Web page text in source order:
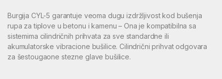
Burgija CYL-5 garantuje veoma dugu izdržljivost kod bušenja
rupa za tiplove u betonu i kamenu – Ona je kompatibilna sa
sistemima cilindričnih prihvata za sve standardne ili
akumulatorske vibracione bušilice. Cilindrični prihvat odgovara
za šestougaone stezne glave bušilice.